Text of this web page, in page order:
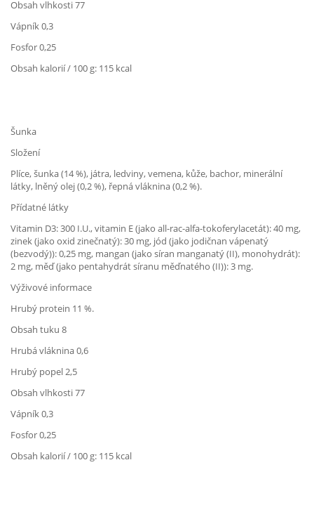
Obsah vlhkosti 77
Vápník 0,3
Fosfor 0,25
Obsah kalorií / 100 g: 115 kcal
Šunka
Složení
Plíce, šunka (14 %), játra, ledviny, vemena, kůže, bachor, minerální
látky, lněný olej (0,2 %), řepná vláknina (0,2 %).
Přídatné látky
Vitamin D3: 300 I.U., vitamin E (jako all-rac-alfa-tokoferylacetát): 40 mg,
zinek (jako oxid zinečnatý): 30 mg, jód (jako jodičnan vápenatý
(bezvodý)): 0,25 mg, mangan (jako síran manganatý (II), monohydrát):
2 mg, měď (jako pentahydrát síranu měďnatého (II)): 3 mg.
Výživové informace
Hrubý protein 11 %.
Obsah tuku 8
Hrubá vláknina 0,6
Hrubý popel 2,5
Obsah vlhkosti 77
Vápník 0,3
Fosfor 0,25
Obsah kalorií / 100 g: 115 kcal